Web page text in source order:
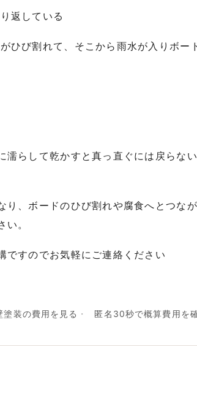
返している
び割れて、そこから雨水が入りボー
らして乾かすと真っ直ぐには戻らな
、ボードのひび割れや腐食へとつな
。
ですのでお気軽にご連絡ください
塗装の費用を見る
匿名30秒で概算費用を